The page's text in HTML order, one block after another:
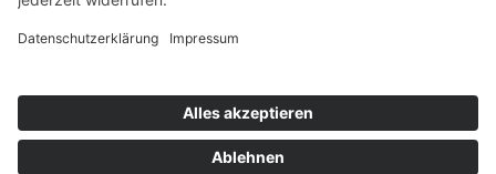
RSA Antiquitäten Wiesbaden
Inh. Regine Schmitz-Avila
Taunusstraße 34
Bei Widerruf der datenschutzrechtlichen Einwilligung werden
personenbezogene Daten umgehend und vollständig gelöscht,
soweit diese nicht nach zwingenden gesetzlichen Vorschriften